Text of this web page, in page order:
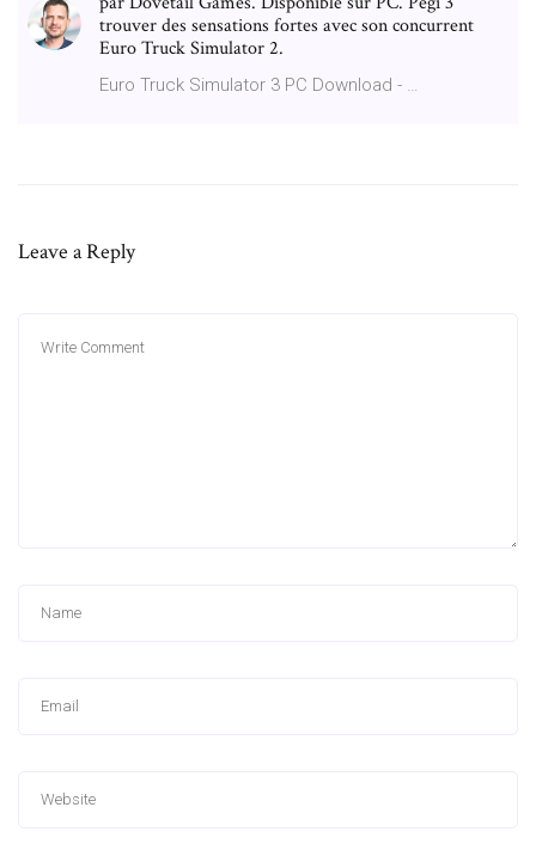
trouver des sensations fortes avec son concurrent
Euro Truck Simulator 2.
Euro Truck Simulator 3 PC Download - …
Leave a Reply